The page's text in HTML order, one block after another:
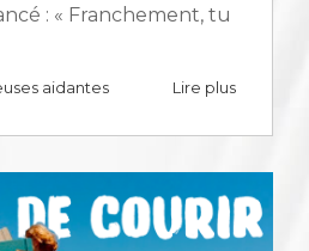
: « Franchement, tu
aidantes Lire plus